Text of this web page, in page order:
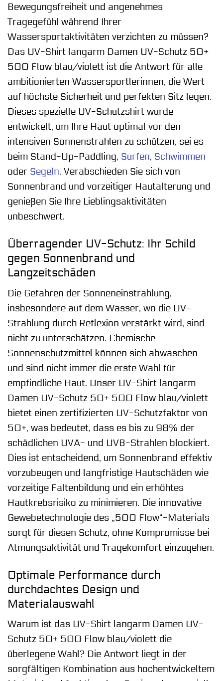
Bewegungsfreiheit und angenehmes
Tragegefühl während Ihrer
Wassersportaktivitäten verzichten zu müssen?
Das UV-Shirt langarm Damen UV-Schutz 50+
500 Flow blau/violett ist die Antwort für alle
ambitionierten Wassersportlerinnen, die Wert
auf höchste Sicherheit und perfekten Sitz legen.
Dieses spezielle UV-Schutzshirt wurde
entwickelt, um Ihre Haut optimal vor den
intensiven Sonnenstrahlen zu schützen, sei es
beim Stand-Up-Paddling, Surfen, Schwimmen
oder Segeln. Verabschieden Sie sich von
Sonnenbrand und vorzeitiger Hautalterung und
genießen Sie Ihre Lieblingsaktivitäten
unbeschwert.
Überragender UV-Schutz: Ihr Schild
gegen Sonnenbrand und
Langzeitschäden
Die Gefahren der Sonneneinstrahlung,
insbesondere auf dem Wasser, wo die UV-
Strahlung durch Reflexion verstärkt wird, sind
nicht zu unterschätzen. Chemische
Sonnenschutzmittel können sich abwaschen
und sind nicht immer die erste Wahl für
empfindliche Haut. Unser UV-Shirt langarm
Damen UV-Schutz 50+ 500 Flow blau/violett
bietet einen zertifizierten UV-Schutzfaktor von
50+, was bedeutet, dass es bis zu 98% der
schädlichen UVA- und UVB-Strahlen blockiert.
Dies ist entscheidend, um Sonnenbrand effektiv
vorzubeugen und langfristige Hautschäden wie
vorzeitige Faltenbildung und ein erhöhtes
Hautkrebsrisiko zu minimieren. Die innovative
Gewebetechnologie des „500 Flow“-Materials
sorgt für diesen Schutz, ohne Kompromisse bei
Atmungsaktivität und Tragekomfort einzugehen.
Optimale Performance durch
durchdachtes Design und
Materialauswahl
Warum ist das UV-Shirt langarm Damen UV-
Schutz 50+ 500 Flow blau/violett die
überlegene Wahl? Die Antwort liegt in der
sorgfältigen Kombination aus hochentwickeltem